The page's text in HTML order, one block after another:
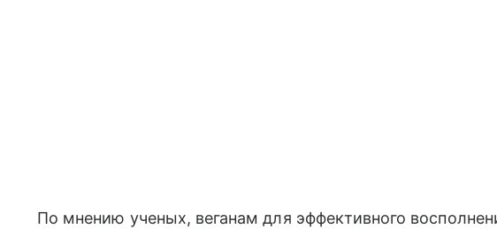
По мнению ученых, веганам для эффективного